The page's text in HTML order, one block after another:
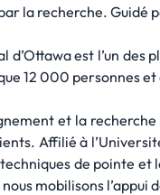
la recherche. Guidé
d’Ottawa est l’un
12 000 personnes et
et la
Affilié à
de pointe et
mobilisons